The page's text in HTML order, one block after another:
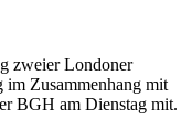
zweier Londoner
im Zusammenhang mit
BGH am Dienstag mit.